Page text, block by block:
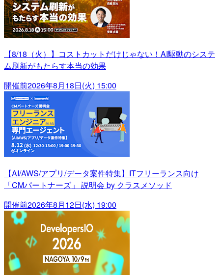
【8/18（火）】コストカットだけじゃない！AI駆動のシステ
ム刷新がもたらす本当の効果
開催前2026年8月18日(火) 15:00
【AI/AWS/アプリ/データ案件特集】ITフリーランス向け
「CMパートナーズ」 説明会 by クラスメソッド
開催前2026年8月12日(水) 19:00